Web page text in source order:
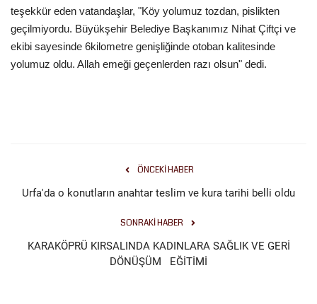
Yaşam
Künye
teşekkür eden vatandaşlar, "Köy yolumuz tozdan, pislikten
geçilmiyordu. Büyükşehir Belediye Başkanımız Nihat Çiftçi ve
ekibi sayesinde 6kilometre genişliğinde otoban kalitesinde
yolumuz oldu. Allah emeği geçenlerden razı olsun" dedi.
ÖNCEKI HABER
Urfa'da o konutların anahtar teslim ve kura tarihi belli oldu
SONRAKI HABER
KARAKÖPRÜ KIRSALINDA KADINLARA SAĞLIK VE GERİ
DÖNÜŞÜM EĞİTİMİ